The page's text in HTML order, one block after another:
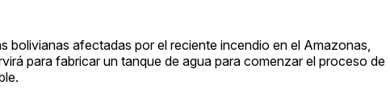
bolivianas afectadas por el reciente incendio en el Amazonas,
para fabricar un tanque de agua para comenzar el proceso de